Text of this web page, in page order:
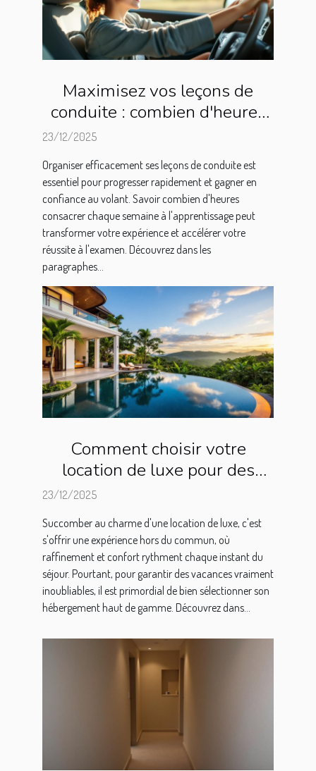
Maximisez vos leçons de
conduite : combien d'heures
23/12/2025
Organiser efficacement ses leçons de conduite est
essentiel pour progresser rapidement et gagner en
confiance au volant. Savoir combien d'heures
consacrer chaque semaine à l'apprentissage peut
transformer votre expérience et accélérer votre
réussite à l'examen. Découvrez dans les
paragraphes...
Comment choisir votre
location de luxe pour des
vacances inoubliables ?
23/12/2025
Succomber au charme d'une location de luxe, c'est
s'offrir une expérience hors du commun, où
raffinement et confort rythment chaque instant du
séjour. Pourtant, pour garantir des vacances vraiment
inoubliables, il est primordial de bien sélectionner son
hébergement haut de gamme. Découvrez dans...